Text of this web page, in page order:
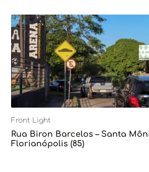
Front Light
Rua Biron Barcelos – Santa
Florianópolis (85)